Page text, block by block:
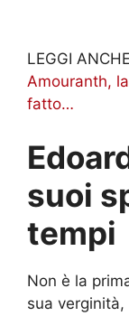
LEGGI
Amouranth,
fatto…
suoi
tempi
Non è la
sua verginità,